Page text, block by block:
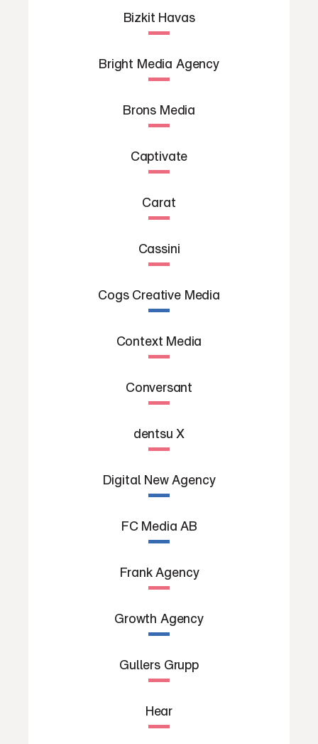
Bizkit Havas
Bright Media Agency
Brons Media
Captivate
Carat
Cassini
Cogs Creative Media
Context Media
Conversant
dentsu X
Digital New Agency
FC Media AB
Frank Agency
Growth Agency
Gullers Grupp
Hear